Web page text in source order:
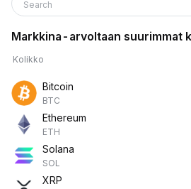
Search
Markkina-arvoltaan suurimmat
Kolikko
Bitcoin
BTC
Ethereum
ETH
Solana
SOL
XRP